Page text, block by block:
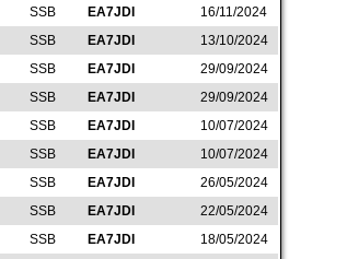
SSB EA7JDI
16/11/2024
SSB EA7JDI
13/10/2024
SSB EA7JDI
29/09/2024
SSB EA7JDI
29/09/2024
SSB EA7JDI
10/07/2024
SSB EA7JDI
10/07/2024
SSB EA7JDI
26/05/2024
SSB EA7JDI
22/05/2024
SSB EA7JDI
18/05/2024